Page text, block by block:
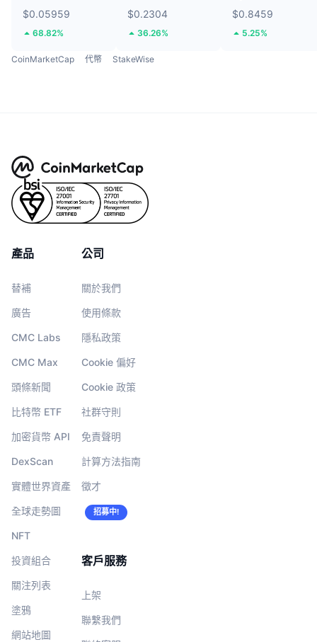
$0.05959
68.82%
$0.2304
36.26%
$0.8459
5.25%
CoinMarketCap 代幣 StakeWise
產品
替補
廣告
CMC Labs
CMC Max
頭條新聞
比特幣 ETF
加密貨幣 API
DexScan
實體世界資產
全球走勢圖
NFT
投資組合
關注列表
塗鴉
網站地圖
公司
關於我們
使用條款
隱私政策
Cookie 偏好
Cookie 政策
社群守則
免責聲明
計算方法指南
徵才
招募中!
客戶服務
上架
聯繫我們